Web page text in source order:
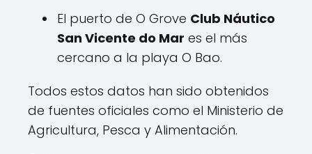
El puerto de O Grove Club Náutico
San Vicente do Mar es el más
cercano a la playa O Bao.
Todos estos datos han sido obtenidos
de fuentes oficiales como el Ministerio de
Agricultura, Pesca y Alimentación.